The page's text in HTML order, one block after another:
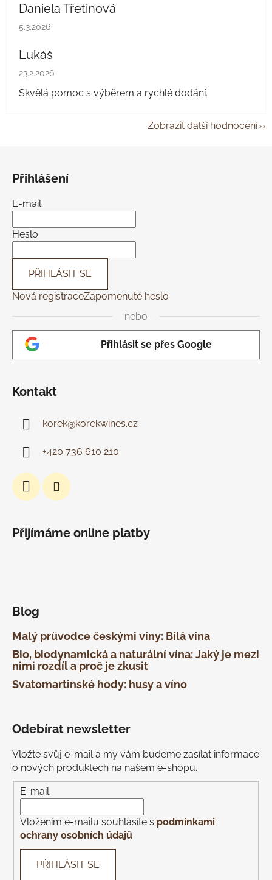
Daniela Třetinová
Hodnocení obchodu je 5 z 5 hvězdiček.
5.3.2026
Lukáš
Hodnocení obchodu je 5 z 5 hvězdiček.
23.2.2026
Skvělá pomoc s výběrem a rychlé dodání.
Zobrazit další hodnocení
Přihlášení
E-mail
Heslo
PŘIHLÁSIT SE
Nová registraceZapomenuté heslo
nebo
Přihlásit se přes Google
Kontakt
korek@korekwines.cz
+420 736 610 210
Přijímáme online platby
Blog
Malý průvodce českými víny: Bílá vína
Bio, biodynamická a naturální vína: Jaký je mezi
nimi rozdíl a proč je zkusit
Svatomartinské hody: husy a víno
Odebírat newsletter
Vložte svůj e-mail a my vám budeme zasílat informace
o nových produktech na našem e-shopu.
E-mail
Vložením e-mailu souhlasíte s podmínkami
ochrany osobních údajů
PŘIHLÁSIT SE